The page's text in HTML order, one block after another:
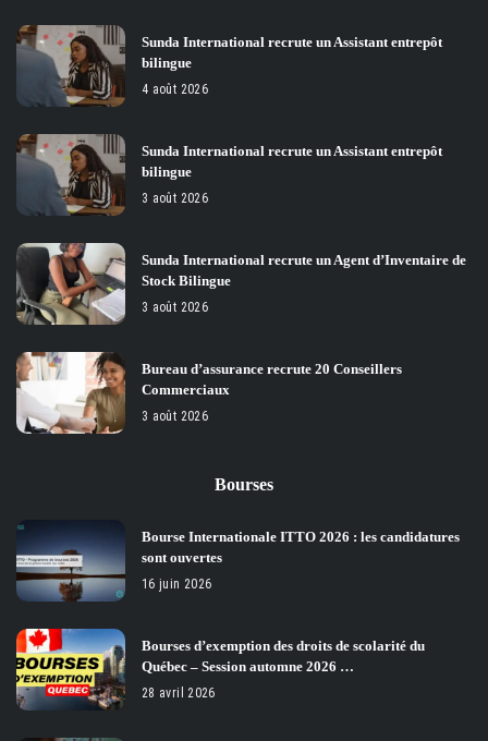
Sunda International recrute un Assistant entrepôt
bilingue
4 août 2026
Sunda International recrute un Assistant entrepôt
bilingue
3 août 2026
Sunda International recrute un Agent d’Inventaire de
Stock Bilingue
3 août 2026
Bureau d’assurance recrute 20 Conseillers
Commerciaux
3 août 2026
Bourses
Bourse Internationale ITTO 2026 : les candidatures
sont ouvertes
16 juin 2026
Bourses d’exemption des droits de scolarité du
Québec – Session automne 2026 …
28 avril 2026